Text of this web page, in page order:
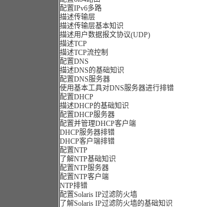
配置IPv6多路
描述传输层
描述传输层基本知识
描述用户数据报文协议(UDP)
描述TCP
描述TCP流控制
配置DNS
描述DNS的基础知识
配置DNS服务器
使用基本工具对DNS服务器进行排错
配置DHCP
描述DHCP的基础知识
配置DHCP服务器
配置并管理DHCP客户端
DHCP服务器排错
DHCP客户端排错
配置NTP
了解NTP基础知识
配置NTP服务器
配置NTP客户端
NTP排错
配置Solaris IP过滤防火墙
了解Solaris IP过滤防火墙的基础知识